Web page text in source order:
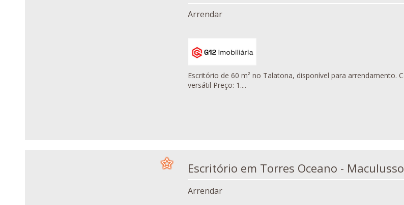
Arrendar
Escritório de 60 m² no Talatona, disponível para arrendamento. Características do imóvel: - Área total: 60 m² - 2 Salas - Espaço funcional e
versátil Preço: 1....
Escritório em Torres Oceano - Maculusso
Arrendar